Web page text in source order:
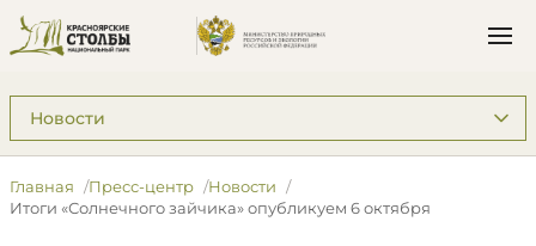
Подразделы: Пресс-центр
Главная Пресс-центр
Новости
Итоги «Солнечного зайчика» опубликуем 6 октября